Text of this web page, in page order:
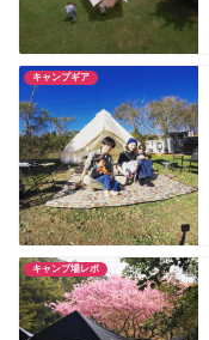
キャンプギア
キャンプ場レポ